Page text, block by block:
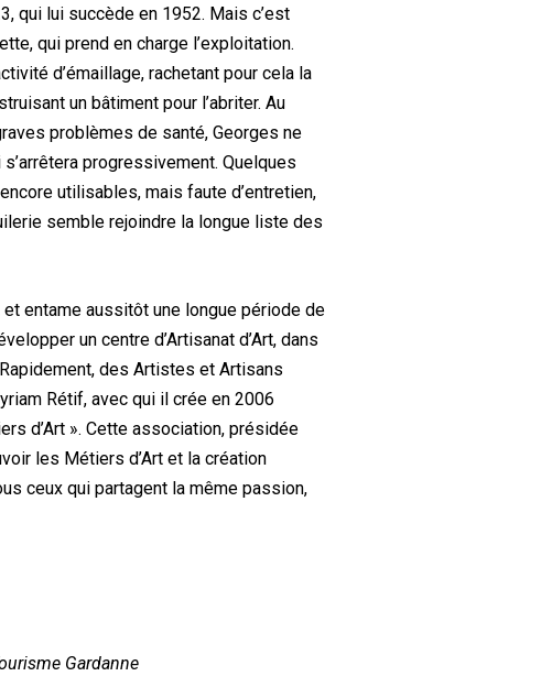
qui lui succède en 1952. Mais c’est
qui prend en charge l’exploitation.
d’émaillage, rachetant pour cela la
un bâtiment pour l’abriter. Au
problèmes de santé, Georges ne
progressivement. Quelques
utilisables, mais faute d’entretien,
semble rejoindre la longue liste des
entame aussitôt une longue période de
un centre d’Artisanat d’Art, dans
des Artistes et Artisans
Rétif, avec qui il crée en 2006
d’Art ». Cette association, présidée
les Métiers d’Art et la création
ceux qui partagent la même passion,
Gardanne